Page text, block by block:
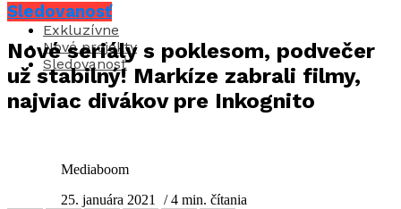
Aktuality
Exkluzívne
Nové projekty
Sledovanosť
Sledovanosť
Nové seriály s poklesom, podvečer
už stabilný! Markíze zabrali filmy,
najviac divákov pre Inkognito
Mediaboom
25. januára 2021
/ 4 min. čítania